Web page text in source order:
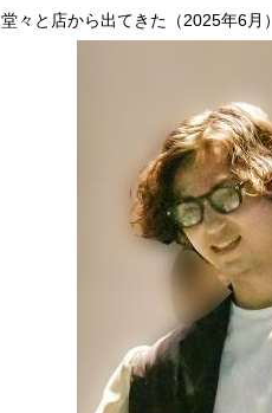
堂々と店から出てきた（2025年6月）